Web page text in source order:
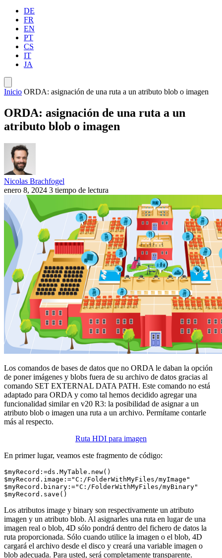
DE
FR
EN
PT
CS
IT
JA
Inicio ORDA: asignación de una ruta a un atributo blob o imagen
ORDA: asignación de una ruta a un
atributo blob o imagen
Nicolas Brachfogel
enero 8, 2024 3 tiempo de lectura
Los comandos de bases de datos que no ORDA le daban la opción
de poner imágenes y blobs fuera de su archivo de datos gracias al
comando SET EXTERNAL DATA PATH. Este comando no está
adaptado para ORDA y como tal hemos decidido agregar una
funcionalidad similar en v20 R3: la posibilidad de asignar a un
atributo blob o imagen una ruta a un archivo. Permítame contarle
más al respecto.
Ruta HDI para imagen
En primer lugar, veamos este fragmento de código:
$myRecord:=ds.MyTable.new()
$myRecord.image:="C:/FolderWithMyFiles/myImage"
$myRecord.binary:="C:/FolderWithMyFiles/myBinary"
$myRecord.save()
Los atributos image y binary son respectivamente un atributo
imagen y un atributo blob. Al asignarles una ruta en lugar de una
imagen real o blob, 4D sólo pondrá dentro del fichero de datos la
ruta proporcionada. Sólo cuando utilice la imagen o el blob, 4D
cargará el archivo desde el disco y creará una variable imagen o
blob adecuada. Para usted, será completamente transparente.